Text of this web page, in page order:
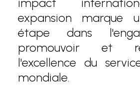
expansion marque
étape dans
promouvoir et
l'excellence du
mondiale.